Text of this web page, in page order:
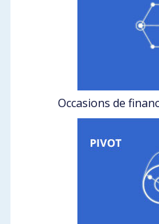
Occasions de